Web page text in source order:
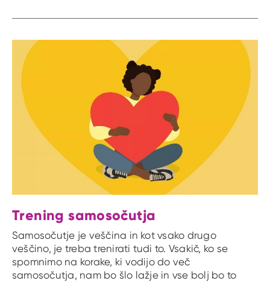
Trening samosočutja
Samosočutje je veščina in kot vsako drugo
veščino, je treba trenirati tudi to. Vsakič, ko se
spomnimo na korake, ki vodijo do več
samosočutja, nam bo šlo lažje in vse bolj bo to